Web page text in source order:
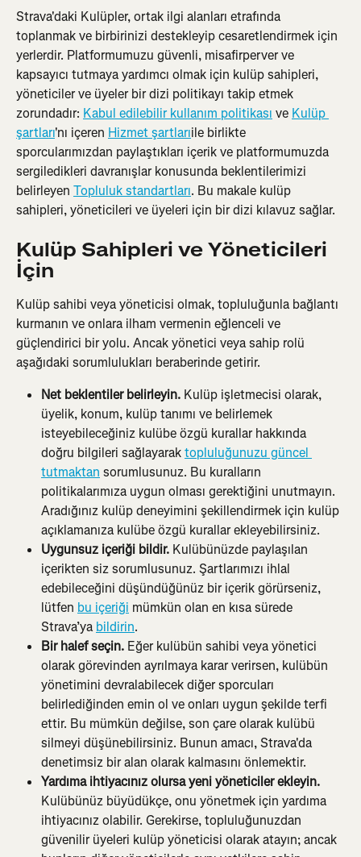
Strava'daki Kulüpler, ortak ilgi alanları etrafında
toplanmak ve birbirinizi destekleyip cesaretlendirmek için
yerlerdir. Platformumuzu güvenli, misafirperver ve
kapsayıcı tutmaya yardımcı olmak için kulüp sahipleri,
yöneticiler ve üyeler bir dizi politikayı takip etmek
zorundadır: Kabul edilebilir kullanım politikası ve Kulüp
şartları'nı içeren Hizmet şartlarıile birlikte
sporcularımızdan paylaştıkları içerik ve platformumuzda
sergiledikleri davranışlar konusunda beklentilerimizi
belirleyen Topluluk standartları. Bu makale kulüp
sahipleri, yöneticileri ve üyeleri için bir dizi kılavuz sağlar.
Kulüp Sahipleri ve Yöneticileri
İçin
Kulüp sahibi veya yöneticisi olmak, topluluğunla bağlantı
kurmanın ve onlara ilham vermenin eğlenceli ve
güçlendirici bir yolu. Ancak yönetici veya sahip rolü
aşağıdaki sorumlulukları beraberinde getirir.
Net beklentiler belirleyin. Kulüp işletmecisi olarak,
üyelik, konum, kulüp tanımı ve belirlemek
isteyebileceğiniz kulübe özgü kurallar hakkında
doğru bilgileri sağlayarak topluluğunuzu güncel
tutmaktan sorumlusunuz. Bu kuralların
politikalarımıza uygun olması gerektiğini unutmayın.
Aradığınız kulüp deneyimini şekillendirmek için kulüp
açıklamanıza kulübe özgü kurallar ekleyebilirsiniz.
Uygunsuz içeriği bildir. Kulübünüzde paylaşılan
içerikten siz sorumlusunuz. Şartlarımızı ihlal
edebileceğini düşündüğünüz bir içerik görürseniz,
lütfen bu içeriği mümkün olan en kısa sürede
Strava’ya bildirin.
Bir halef seçin. Eğer kulübün sahibi veya yönetici
olarak görevinden ayrılmaya karar verirsen, kulübün
yönetimini devralabilecek diğer sporcuları
belirlediğinden emin ol ve onları uygun şekilde terfi
ettir. Bu mümkün değilse, son çare olarak kulübü
silmeyi düşünebilirsiniz. Bunun amacı, Strava'da
denetimsiz bir alan olarak kalmasını önlemektir.
Yardıma ihtiyacınız olursa yeni yöneticiler ekleyin.
Kulübünüz büyüdükçe, onu yönetmek için yardıma
ihtiyacınız olabilir. Gerekirse, topluluğunuzdan
güvenilir üyeleri kulüp yöneticisi olarak atayın; ancak